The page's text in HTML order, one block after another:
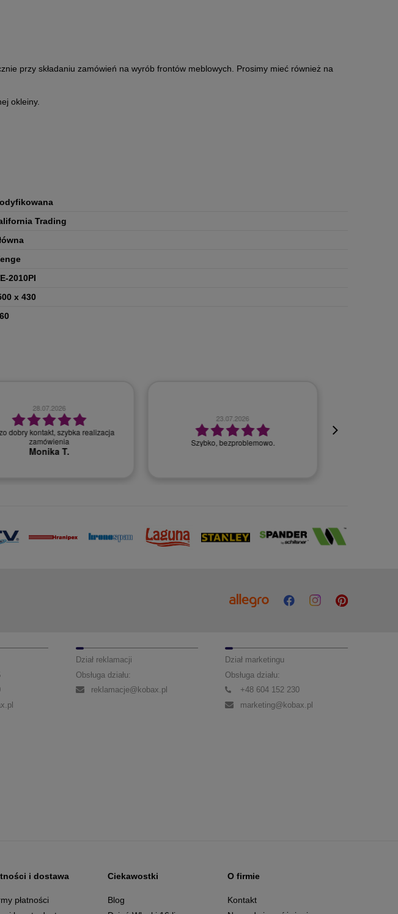
przy składaniu zamówień na wyrób frontów meblowych. Prosimy mieć również na
okleiny.
Trading
2010PI
x 430
28.07.2026
dobry kontakt, szybka realizacja
zamówienia
Monika T.
23.07.2026
Szybko, bezproblemowo.
Dział reklamacji
Obsługa działu:
reklamacje@kobax.pl
Dział marketingu
Obsługa działu:
+48 604 152 230
marketing@kobax.pl
i dostawa
płatności
Ciekawostki
Blog
O firmie
Kontakt